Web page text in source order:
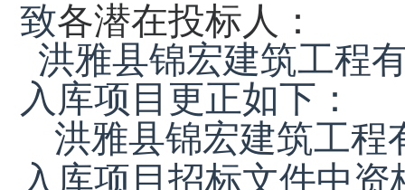
致各潜在投标人：
洪雅县锦宏建筑工程
入库项目 更正如下：
洪雅县锦宏建筑工程
入库项目 招标文件中资